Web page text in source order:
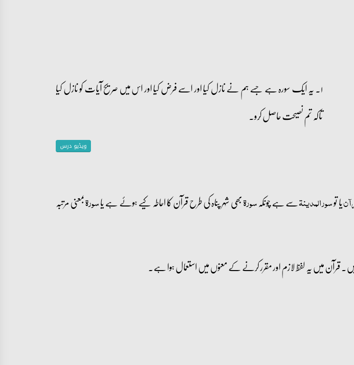
۱۔ یہ ایک سورہ ہے جسے ہم نے نازل کیا اور اسے فرض کیا اور اس میں صریح آیات کو نازل کیا
تاکہ تم نصیحت حاصل کرو۔
ویڈیو درس
یا توسور المدینۃسے ہے چونکہسورۃبھی شہر پناہ کی طرح قرآن کا احاطہ کیے ہوئے ہے یاسورۃبمعنی مرتبہ
میں یہ لفظ لازم اور مقرر کرنے کے معنوں میں استعمال ہوا ہے۔